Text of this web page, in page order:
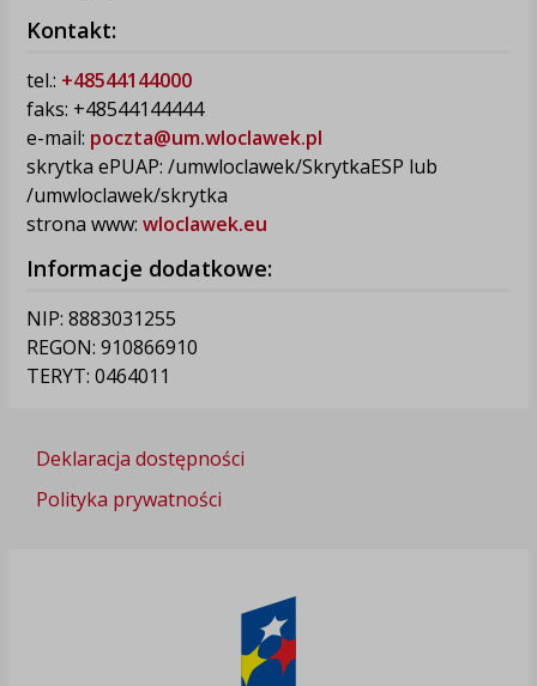
Kontakt:
tel.: +48544144000
faks: +48544144444
e-mail: poczta@um.wloclawek.pl
skrytka ePUAP: /umwloclawek/SkrytkaESP lub
/umwloclawek/skrytka
strona www: wloclawek.eu
Informacje dodatkowe:
NIP: 8883031255
REGON: 910866910
TERYT: 0464011
Deklaracja dostępności
Polityka prywatności